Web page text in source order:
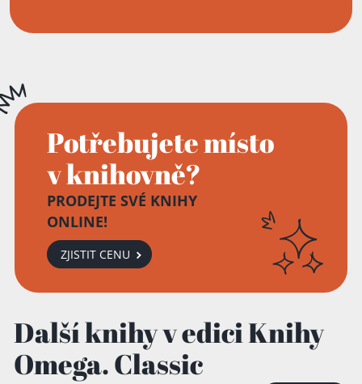
Potřebujete místo
v knihovně?
PRODEJTE SVÉ KNIHY
ONLINE!
ZJISTIT CENU
Další knihy v edici Knihy
Omega. Classic
Přidáno do košíku!